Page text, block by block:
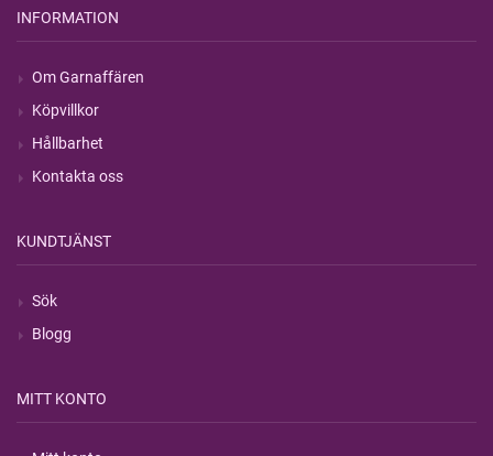
INFORMATION
Om Garnaffären
Köpvillkor
Hållbarhet
Kontakta oss
KUNDTJÄNST
Sök
Blogg
MITT KONTO